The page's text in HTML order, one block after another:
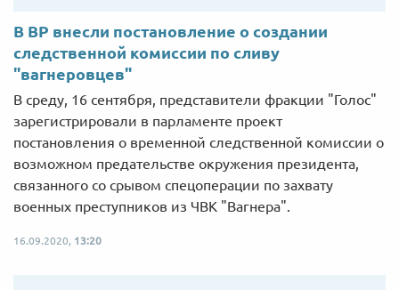
В ВР внесли постановление о создании
следственной комиссии по сливу
"вагнеровцев"
В среду, 16 сентября, представители фракции "Голос"
зарегистрировали в парламенте проект
постановления о временной следственной комиссии о
возможном предательстве окружения президента,
связанного со срывом спецоперации по захвату
военных преступников из ЧВК "Вагнера".
16.09.2020, 13:20